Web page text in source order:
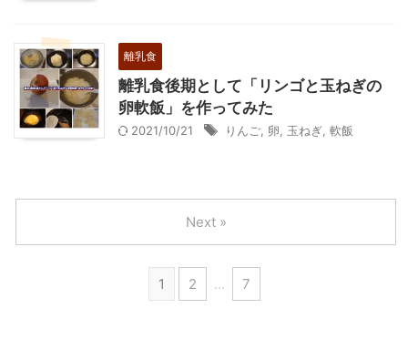
離乳食
離乳食後期として「リンゴと玉ねぎの
卵軟飯」を作ってみた
2021/10/21 りんご 卵 玉ねぎ 軟飯
1 2 … 7
Next »